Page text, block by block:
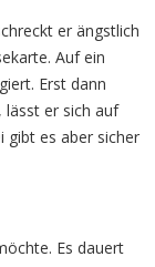
er ängstlich
Auf ein
Erst dann
lässt er sich auf
gibt es aber sicher
Es dauert